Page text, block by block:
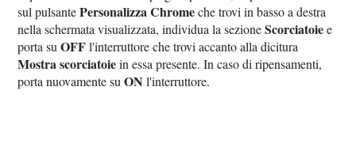
sul pulsantePersonalizza Chromeche trovi in basso a destra
nella schermata visualizzata, individua la sezioneScorciatoiee
porta suOFFl'interruttore che trovi accanto alla dicitura
Mostra scorciatoiein essa presente. In caso di ripensamenti,
porta nuovamente suON l'interruttore.